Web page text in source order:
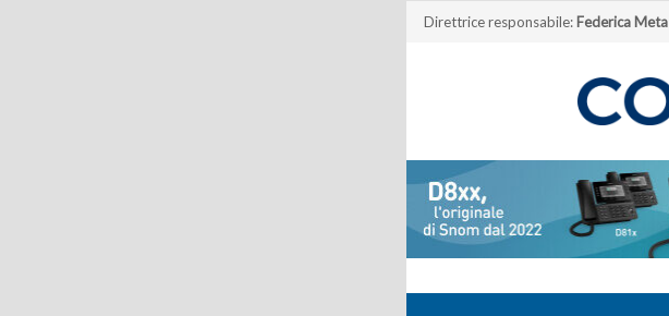
Direttrice responsabile: Federica Meta